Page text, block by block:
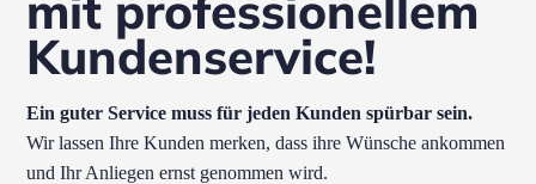
Kundenservice!
Ein guter Service muss für jeden Kunden spürbar sein.
Wir lassen Ihre Kunden merken, dass ihre Wünsche ankommen
und Ihr Anliegen ernst genommen wird.